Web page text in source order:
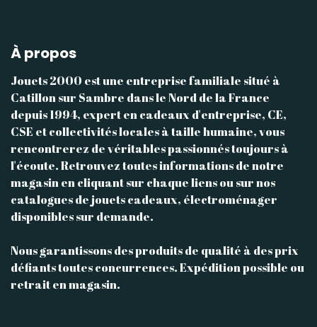
À propos
Jouets 2000 est une entreprise familiale situé à
Catillon sur Sambre dans le Nord de la France
depuis 1994, expert en cadeaux d'entreprise, CE,
CSE et collectivités locales à taille humaine, vous
rencontrerez de véritables passionnés toujours à
l'écoute. Retrouvez toutes informations de notre
magasin en cliquant sur chaque liens ou sur nos
catalogues de jouets cadeaux, électroménager
disponibles sur demande.
Nous garantissons des produits de qualité à des prix
défiants toutes concurrences. Expédition possible ou
retrait en magasin.